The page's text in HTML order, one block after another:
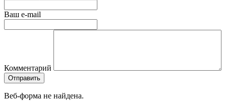
Ваш e-mail
Комментарий
Веб-форма не найдена.